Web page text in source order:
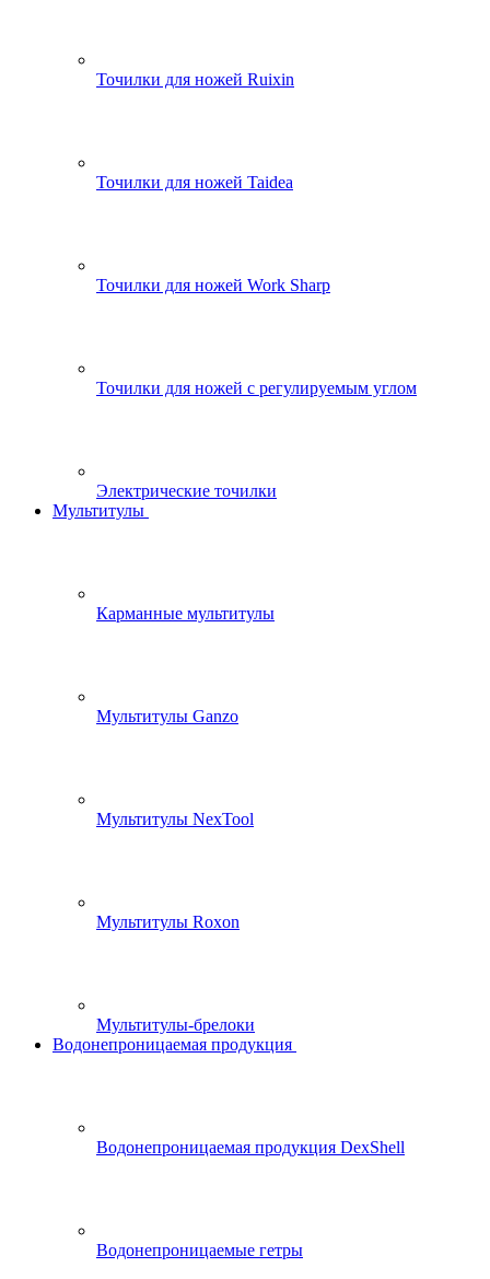
Точилки для ножей Ruixin
Точилки для ножей Taidea
Точилки для ножей Work Sharp
Точилки для ножей с регулируемым углом
Электрические точилки
Мультитулы
Карманные мультитулы
Мультитулы Ganzo
Мультитулы NexTool
Мультитулы Roxon
Мультитулы-брелоки
Водонепроницаемая продукция
Водонепроницаемая продукция DexShell
Водонепроницаемые гетры